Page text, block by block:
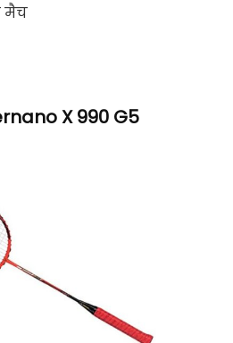
मैच
X 990 G5